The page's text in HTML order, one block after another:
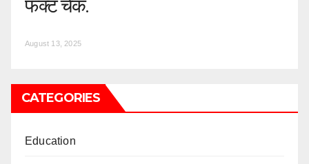
फॅक्ट चेक.
August 13, 2025
CATEGORIES
Education